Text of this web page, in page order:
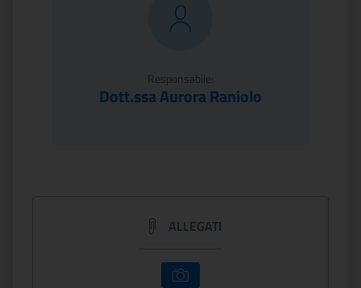
Responsabile:
Dott.ssa Aurora Raniolo
ALLEGATI